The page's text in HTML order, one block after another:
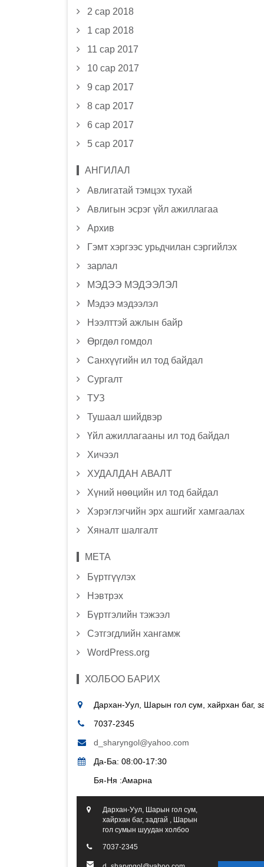
2 сар 2018
1 сар 2018
11 сар 2017
10 сар 2017
9 сар 2017
8 сар 2017
6 сар 2017
5 сар 2017
АНГИЛАЛ
Авлигатай тэмцэх тухай
Авлигын эсрэг үйл ажиллагаа
Архив
Гэмт хэргээс урьдчилан сэргийлэх
зарлал
МЭДЭЭ МЭДЭЭЛЭЛ
Мэдээ мэдээлэл
Нээлттэй ажлын байр
Өргдөл гомдол
Санхүүгийн ил тод байдал
Сургалт
ТУЗ
Тушаал шийдвэр
Үйл ажиллагааны ил тод байдал
Хичээл
ХУДАЛДАН АВАЛТ
Хүний нөөцийн ил тод байдал
Хэрэглэгчийн эрх ашгийг хамгаалах
Хяналт шалгалт
МЕТА
Бүртгүүлэх
Нэвтрэх
Бүртгэлийн тэжээл
Сэтгэгдлийн хангамж
WordPress.org
ХОЛБОО БАРИХ
Дархан-Уул, Шарын гол сум, хайрхан баг,
7037-2345
d_sharyngol@yahoo.com
Да-Ба: 08:00-17:30
Бя-Ня :Амарна
Дархан-Уул, Шарын гол сум,
хайрхан баг, задгай , Шарын
гол сумын шуудан холбоо
7037-2345